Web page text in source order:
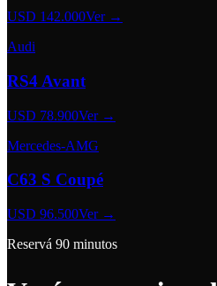
USD 142.000Ver →
Audi
RS4 Avant
USD 78.900Ver →
Mercedes-AMG
C63 S Coupé
USD 96.500Ver →
Reservá 90 minutos